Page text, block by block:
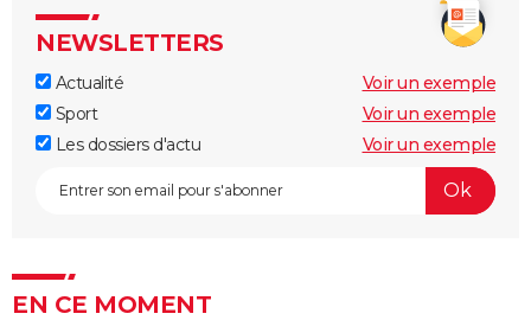
NEWSLETTERS
Actualité
Voir un exemple
Sport
Voir un exemple
Les dossiers d'actu
Voir un exemple
EN CE MOMENT